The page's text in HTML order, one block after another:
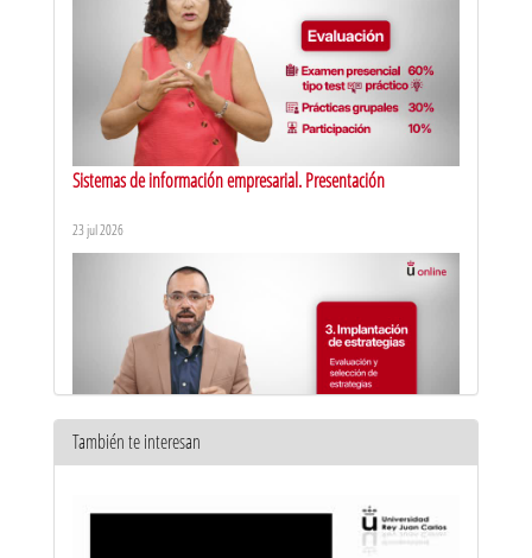
Sistemas de información empresarial. Presentación
23 jul 2026
orientada a servicios. Presentación
También te interesan